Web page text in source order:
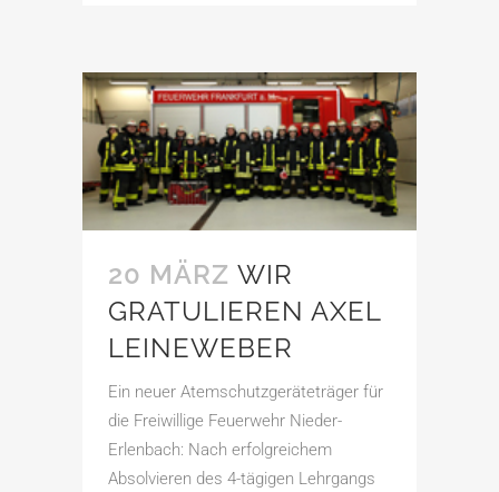
20 MÄRZ WIR
GRATULIEREN AXEL
LEINEWEBER
Ein neuer Atemschutzgeräteträger für
die Freiwillige Feuerwehr Nieder-
Erlenbach: Nach erfolgreichem
Absolvieren des 4-tägigen Lehrgangs